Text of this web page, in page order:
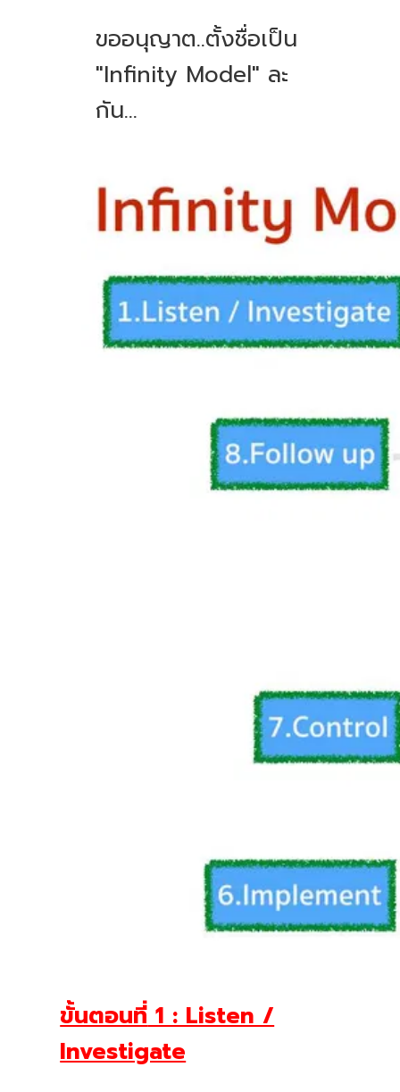
ขออนุญาต..ตั้งชื่อเป็น
"Infinity Model" ละ
กัน...
ขั้นตอนที่1 : Listen /
Investigate